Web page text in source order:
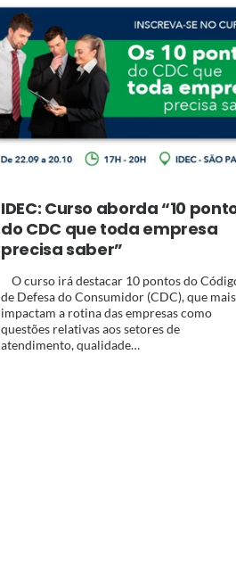
IDEC: Curso aborda “10
do CDC que toda empresa
precisa saber”
O curso irá destacar 10 pontos do
de Defesa do Consumidor (CDC), que mais
impactam a rotina das empresas como
questões relativas aos setores de
atendimento, qualidade…